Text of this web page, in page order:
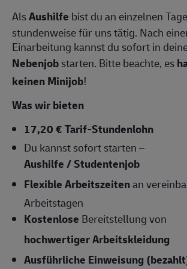
AlsAushilfe bist du an einzelnen
stundenweise für uns tätig. Nach
Einarbeitung kannst du sofort in
Nebenjobstarten. Bitte beachte, es
keinen Minijob!
Was wir bieten
17,20 € Tarif-Stundenlohn
Du kannst sofort starten –
Aushilfe / Studentenjob
Flexible Arbeitszeitenan
Arbeitstagen
Kostenlose Bereitstellung von
hochwertiger Arbeitskleidung
Ausführliche Einweisung